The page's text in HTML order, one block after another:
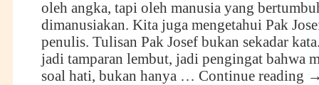
oleh angka, tapi oleh manusia yang
dimanusiakan. Kita juga mengetahui Pak
penulis. Tulisan Pak Josef bukan sekadar
jadi tamparan lembut, jadi pengingat bahwa
soal hati, bukan hanya … Continue reading